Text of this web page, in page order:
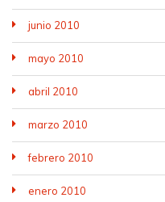
junio 2010
mayo 2010
abril 2010
marzo 2010
febrero 2010
enero 2010